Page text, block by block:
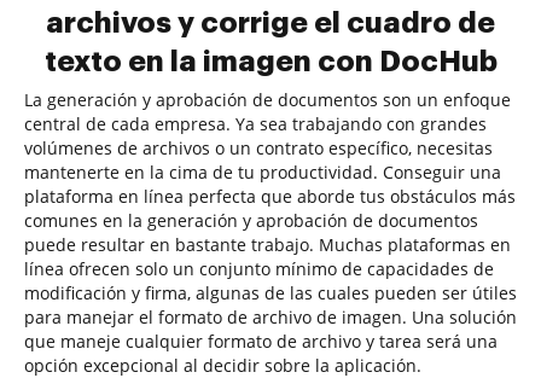
archivos y corrige el cuadro de
texto en la imagen con DocHub
La generación y aprobación de documentos son un enfoque
central de cada empresa. Ya sea trabajando con grandes
volúmenes de archivos o un contrato específico, necesitas
mantenerte en la cima de tu productividad. Conseguir una
plataforma en línea perfecta que aborde tus obstáculos más
comunes en la generación y aprobación de documentos
puede resultar en bastante trabajo. Muchas plataformas en
línea ofrecen solo un conjunto mínimo de capacidades de
modificación y firma, algunas de las cuales pueden ser útiles
para manejar el formato de archivo de imagen. Una solución
que maneje cualquier formato de archivo y tarea será una
opción excepcional al decidir sobre la aplicación.